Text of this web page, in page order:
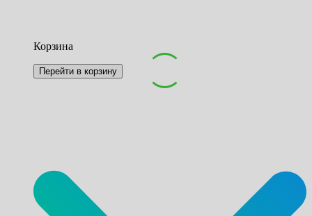
Корзина
Перейти в корзину